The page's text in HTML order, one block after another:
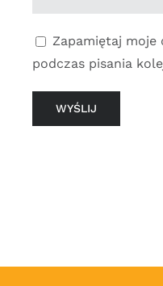
Zapamiętaj moje
podczas pisania